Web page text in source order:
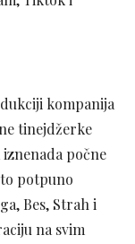
kompanija
tinejdžerke
počne
potpuno
Bes, Strah i
na svim